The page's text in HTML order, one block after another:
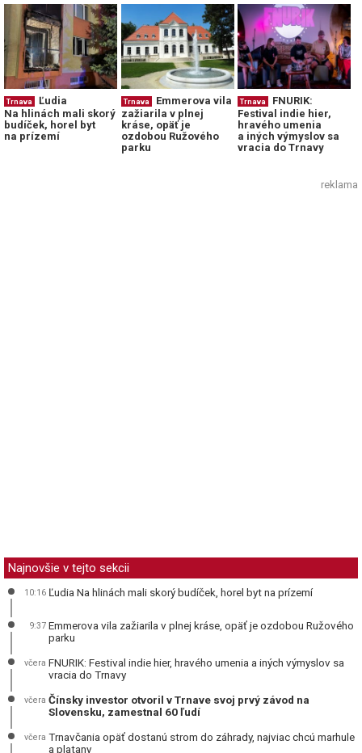
Trnava
Ľudia
Na hlinách mali skorý
budíček, horel byt
na prízemí
Trnava
Emmerova vila
zažiarila v plnej
kráse, opäť je
ozdobou Ružového
parku
Trnava
FNURIK:
Festival indie hier,
hravého umenia
a iných výmyslov sa
vracia do Trnavy
reklama
Najnovšie v tejto sekcii
10:16 Ľudia Na hlinách mali skorý budíček, horel byt na prízemí
9:37 Emmerova vila zažiarila v plnej kráse, opäť je ozdobou Ružového
parku
včera FNURIK: Festival indie hier, hravého umenia a iných výmyslov sa
vracia do Trnavy
včera Čínsky investor otvoril v Trnave svoj prvý závod na
Slovensku, zamestnal 60 ľudí
včera Trnavčania opäť dostanú strom do záhrady, najviac chcú marhule
a platany